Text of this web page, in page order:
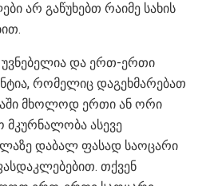
არ გაწუხებთ რაიმე სახის
და ერთ-ერთი
რომელიც დაგეხმარებათ
მხოლოდ ერთი ან ორი
ასევე
დაბალ ფასად საოცარი
თქვენ